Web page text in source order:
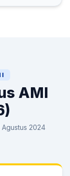
AMI
2024